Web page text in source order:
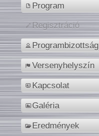
Program
Regisztráció
Programbizottság
Versenyhelyszín
Kapcsolat
Galéria
Eredmények